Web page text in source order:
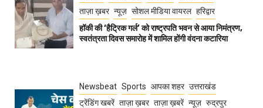
ताज़ा ख़बर न्यूज़ सोशल मीडिया वायरल हरिद्वार
हॉकी की ‘हैट्रिक गर्ल’ को राष्ट्रपति भवन से आया निमंत्रण,
स्वतंत्रता दिवस समारोह में शामिल होंगी वंदना कटारिया
Newsbeat Sports आपका शहर उत्तराखंड
ट्रेंडिंग खबरें ताज़ा ख़बर ताज़ा ख़बरें न्यूज़ रुद्रपुर